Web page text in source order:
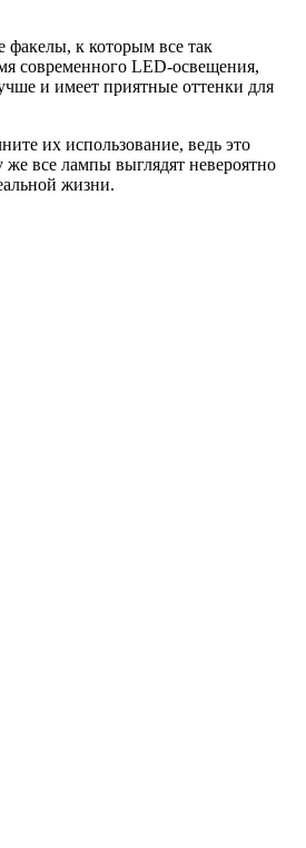
факелы, к которым все так
современного LED-освещения,
и имеет приятные оттенки для
их использование, ведь это
все лампы выглядят невероятно
жизни.